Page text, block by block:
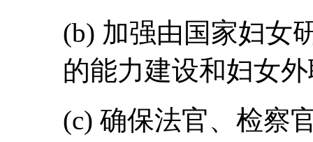
(b) 加强由国家妇女
的能力建设和妇女
(c) 确保法官、检察